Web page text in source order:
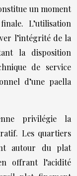
un moment
L’utilisation
l’intégrité de la
la disposition
de service
d’une paella
privilégie la
Les quartiers
autour du plat
offrant l’acidité